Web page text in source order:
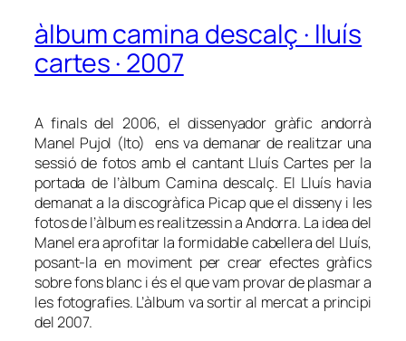
àlbum camina descalç · lluís
cartes · 2007
A finals del 2006, el dissenyador gràfic andorrà
Manel Pujol (Ito) ens va demanar de realitzar una
sessió de fotos amb el cantant Lluís Cartes per la
portada de l’àlbumCamina descalç. El Lluís havia
demanat a la discogràfica Picap que el disseny i les
fotos de l’àlbum es realitzessin a Andorra. La idea del
Manel era aprofitar la formidable cabellera del Lluís,
posant-la en moviment per crear efectes gràfics
sobre fons blanc i és el que vam provar de plasmar a
les fotografies. L’àlbum va sortir al mercat a principi
del 2007.